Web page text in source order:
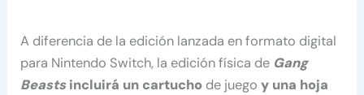
A diferencia de la edición lanzada en formato digital
para Nintendo Switch, la edición física de Gang
Beastsincluirá un cartucho de juegoy una hoja